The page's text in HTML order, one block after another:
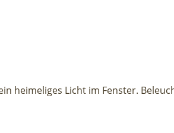
heimeliges Licht im Fenster.